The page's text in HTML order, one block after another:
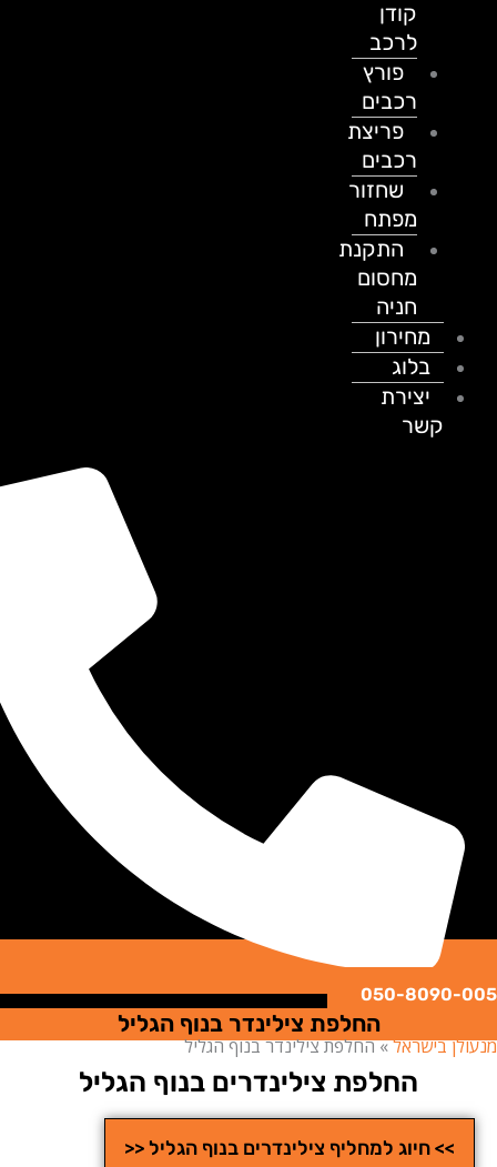
לרכב
פורץ
רכבים
פריצת
רכבים
שחזור
מפתח
התקנת
מחסום
חניה
מחירון
בלוג
יצירת
קשר
050-
החלפת צילינדר בנוף הגליל
בישראל»החלפת צילינדר בנוף הגליל
החלפת צילינדרים בנוף הגליל
>> חיוג למחליף צילינדרים בנוף הגליל <<